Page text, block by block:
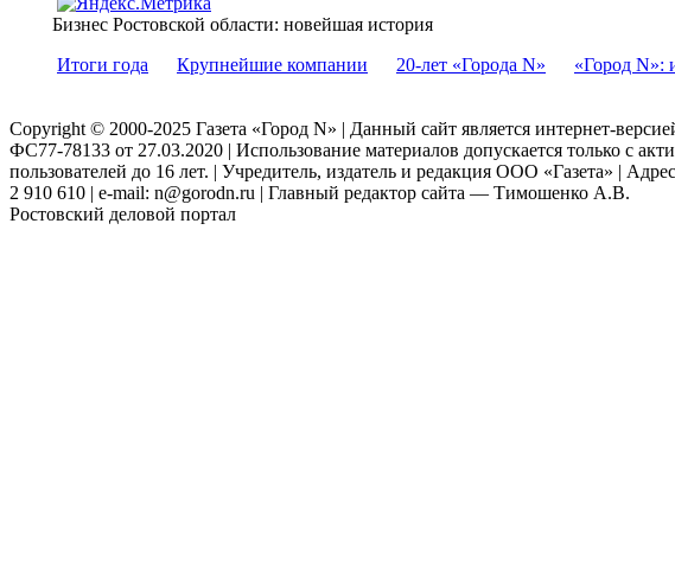
Бизнес Ростовской области: новейшая история
Итоги года
Крупнейшие компании 20-лет «Города N» «Город N»:
Copyright © 2000-2025 Газета «Город N» | Данный сайт является интернет-
ФС77-78133 от 27.03.2020 | Использование материалов допускается только с
пользователей до 16 лет. | Учредитель, издатель и редакция ООО «Газета» |
2 910 610 | e-mail: n@gorodn.ru | Главный редактор сайта — Тимошенко А.В.
Ростовский деловой портал